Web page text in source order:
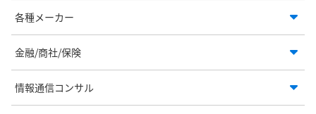
各種メーカー
金融/商社/保険
情報通信コンサル